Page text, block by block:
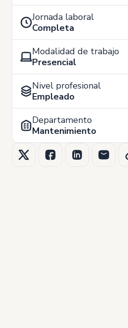
Jornada laboral
Completa
Modalidad de trabajo
Presencial
Nivel profesional
Empleado
Departamento
Mantenimiento